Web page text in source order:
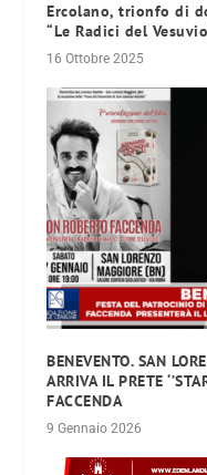
Ercolano, trionfo di
“Le Radici del
16 Ottobre 2025
BENEVENTO. SAN
ARRIVA IL PRETE
FACCENDA
9 Gennaio 2026